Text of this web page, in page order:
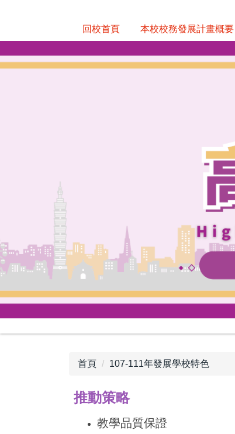
內
回校首頁 本校校務發展計畫概要
首頁 107-111年發展學校特色
推動策略
教學品質保證